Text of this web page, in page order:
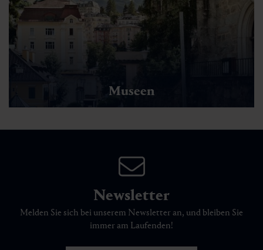
Museen
Newsletter
Melden Sie sich bei unserem Newsletter an, und bleiben Sie
immer am Laufenden!